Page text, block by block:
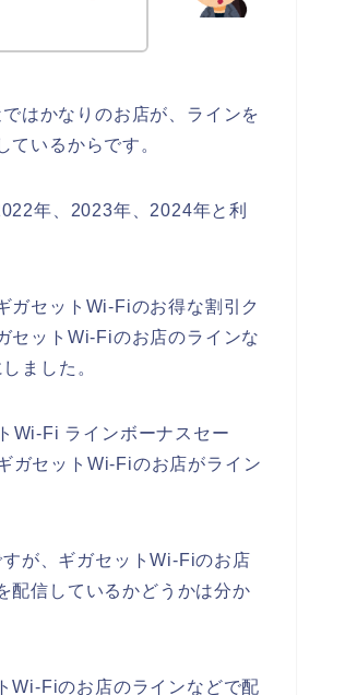
はかなりのお店が、ラインを
いるからです。
年、2023年、2024年と利
ガセットWi-Fiのお得な割引ク
セットWi-Fiのお店のラインな
ました。
Wi-Fi ラインボーナスセー
ガセットWi-Fiのお店がライン
が、ギガセットWi-Fiのお店
配信しているかどうかは分か
Wi-Fiのお店のラインなどで配